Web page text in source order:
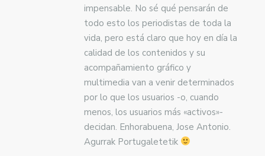
impensable. No sé qué pensarán de
todo esto los periodistas de toda la
vida, pero está claro que hoy en día la
calidad de los contenidos y su
acompañamiento gráfico y
multimedia van a venir determinados
por lo que los usuarios -o, cuando
menos, los usuarios más «activos»-
decidan. Enhorabuena, Jose Antonio.
Agurrak Portugaletetik